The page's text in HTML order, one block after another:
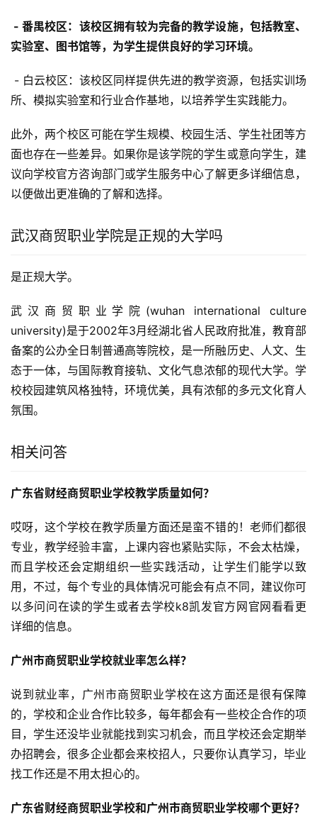
实验室、图书馆等，为学生提供良好的学习环境。
所、模拟实验室和行业合作基地，以培养学生实践能力。
此外，两个校区可能在学生规模、校园生活、学生社团等方
面也存在一些差异。如果你是该学院的学生或意向学生，建
议向学校官方咨询部门或学生服务中心了解更多详细信息，
以便做出更准确的了解和选择。
武汉商贸职业学院是正规的大学吗
是正规大学。
武汉商贸职业学院(wuhan international culture
university)是于2002年3月经湖北省人民政府批准，教育部
备案的公办全日制普通高等院校，是一所融历史、人文、生
态于一体，与国际教育接轨、文化气息浓郁的现代大学。学
校校园建筑风格独特，环境优美，具有浓郁的多元文化育人
氛围。
相关问答
广东省财经商贸职业学校教学质量如何？
哎呀，这个学校在教学质量方面还是蛮不错的！老师们都很
专业，教学经验丰富，上课内容也紧贴实际，不会太枯燥，
而且学校还会定期组织一些实践活动，让学生们能学以致
用，不过，每个专业的具体情况可能会有点不同，建议你可
以多问问在读的学生或者去学校k8凯发官方网官网看看更
详细的信息。
广州市商贸职业学校就业率怎么样？
说到就业率，广州市商贸职业学校在这方面还是很有保障
的，学校和企业合作比较多，每年都会有一些校企合作的项
目，学生还没毕业就能找到实习机会，而且学校还会定期举
办招聘会，很多企业都会来校招人，只要你认真学习，毕业
找工作还是不用太担心的。
广东省财经商贸职业学校和广州市商贸职业学校哪个更好？